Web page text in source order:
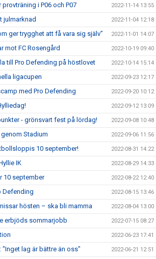
i P06 och P07 2022-11-14 13:55
julmarknad 2022-11-04 12:18
ger trygghet att få vara sig själv” 2022-11-01 14:07
mot FC Rosengård 2022-10-19 09:40
till Pro Defending på höstlovet 2022-10-14 15:14
ligacupen 2022-09-23 12:17
med Pro Defending 2022-09-20 10:12
2022-09-12 13:09
- grönsvart fest på lördag! 2022-09-08 10:48
Stadium 2022-09-06 11:56
10 september! 2022-08-31 14:22
IK 2022-08-29 14:33
10 september 2022-08-22 12:40
Defending 2022-08-15 13:46
hösten – ska bli mamma 2022-08-04 13:00
erbjöds sommarjobb 2022-07-15 08:27
2022-06-23 17:41
"Inget lag är bättre än oss" 2022-06-21 12:51